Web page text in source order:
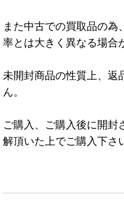
また中古での買取品の為
率とは大きく異なる場合
未開封商品の性質上、返
ん。
ご購入、ご購入後に開封
解頂いた上でご購入下さ